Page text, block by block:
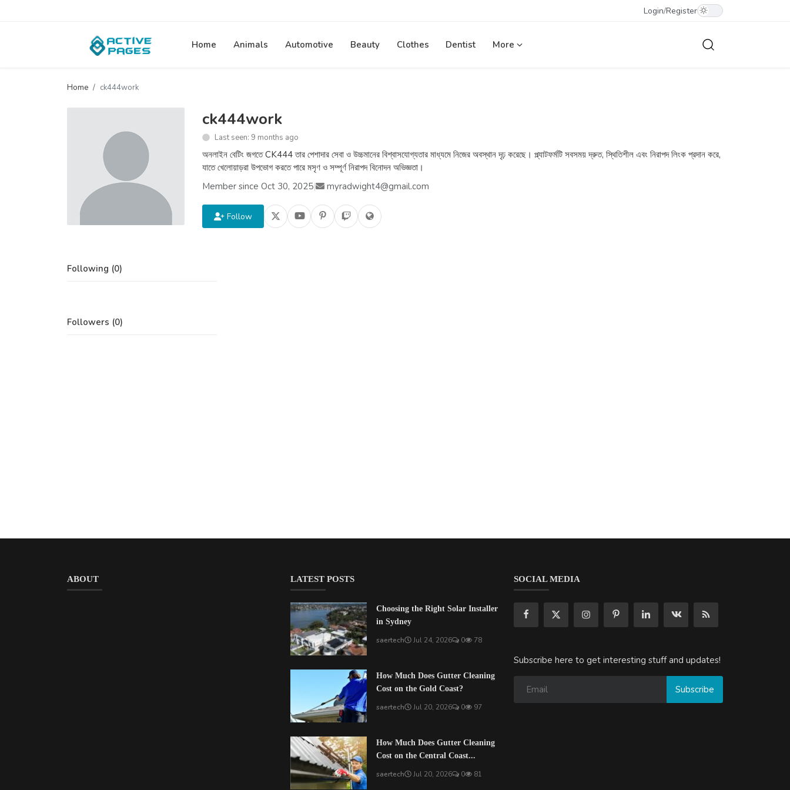
Login/Register
Home Animals Automotive Beauty Clothes Dentist More
Home ck444work
ck444work
Last seen: 9 months ago
অনলাইন বেটিং জগতে CK444 তার পেশাদার সেবা ও উচ্চমানের বিশ্বাসযোগ্যতার মাধ্যমে নিজের অবস্থান দৃঢ় করেছে। প্ল্যাটফর্মটি সবসময় দ্রুত, স্থিতিশীল এবং নিরাপদ লিংক প্রদান করে,
যাতে খেলোয়াড়রা উপভোগ করতে পারে মসৃণ ও সম্পূর্ণ নিরাপদ বিনোদন অভিজ্ঞতা।
Member since Oct 30, 2025| myradwight4@gmail.com
Follow
Following (0)
Followers (0)
ABOUT LATEST POSTS
Choosing the Right Solar Installer
in Sydney
saertech Jul 24, 2026 0 78
How Much Does Gutter Cleaning
Cost on the Gold Coast?
saertech Jul 20, 2026 0 97
How Much Does Gutter Cleaning
Cost on the Central Coast...
saertech Jul 20, 2026 0 81
SOCIAL MEDIA
Subscribe here to get interesting stuff and updates!
Subscribe